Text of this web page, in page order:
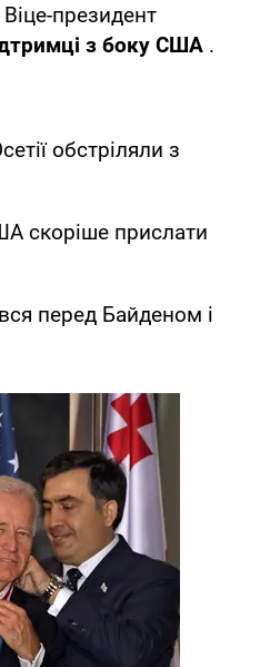
Віце-президент
з боку США .
обстріляли з
скоріше прислати
перед Байденом і